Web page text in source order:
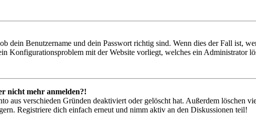
dein Benutzername und dein Passwort richtig sind. Wenn dies der Fall ist,
Konfigurationsproblem mit der Website vorliegt, welches ein Administrator
nicht mehr anmelden?!
aus verschieden Gründen deaktiviert oder gelöscht hat. Außerdem löschen
Registriere dich einfach erneut und nimm aktiv an den Diskussionen teil!